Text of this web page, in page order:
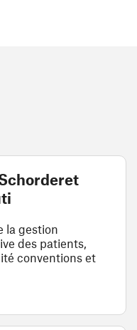
la gestion
des patients,
conventions et